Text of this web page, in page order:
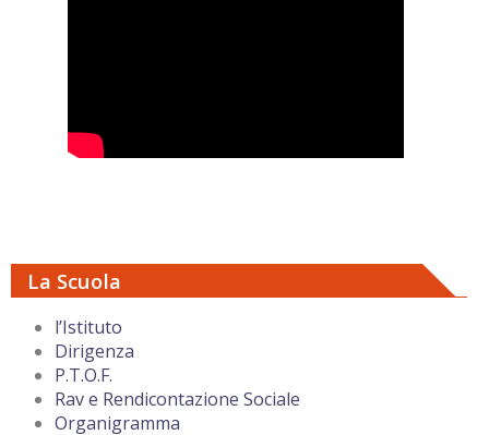
La Scuola
l’Istituto
Dirigenza
P.T.O.F.
Rav e Rendicontazione Sociale
Organigramma